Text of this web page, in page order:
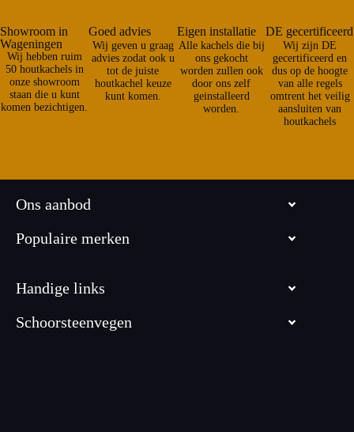
Showroom in
Wageningen
Wij hebben ruim
50 houtkachels in
onze showroom
staan die u kunt
komen bezichtigen.
Goed advies
Wij geven u graag
advies zodat ook u
tot de juiste
houtkachel keuze
kunt komen.
Eigen installatie
Alle kachels die bij
ons gekocht
worden zullen ook
door ons zelf
geinstalleerd
worden.
DE gecertificeerd
Wij zijn DE
gecertificeerd en
dus op de hoogte
van alle regels
omtrent het veilig
aansluiten van
houtkachels
Ons aanbod
Populaire merken
Handige links
Schoorsteenvegen